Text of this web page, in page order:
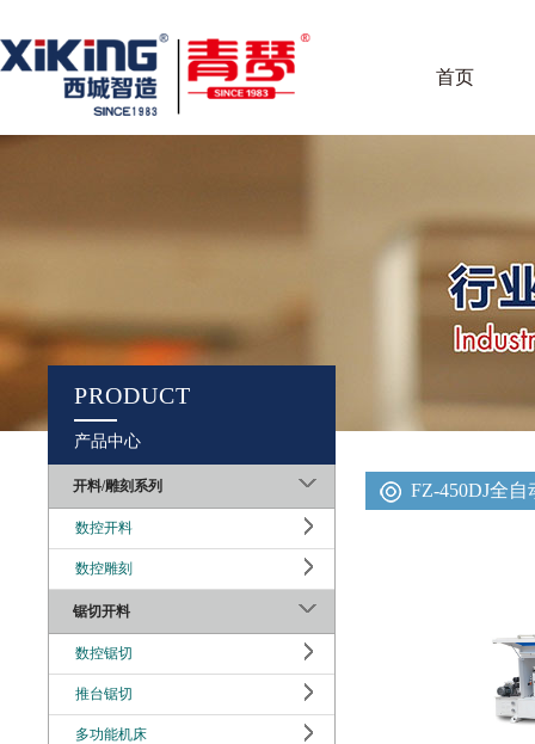
首页
PRODUCT
产品中心
开料/雕刻系列
数控开料
数控雕刻
锯切开料
数控锯切
推台锯切
多功能机床
FZ-450DJ全